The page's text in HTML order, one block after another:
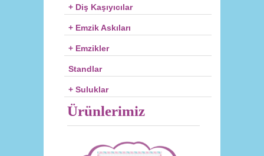
+ Diş Kaşıyıcılar
+ Emzik Askıları
+ Emzikler
Standlar
+ Suluklar
Ürünlerimiz